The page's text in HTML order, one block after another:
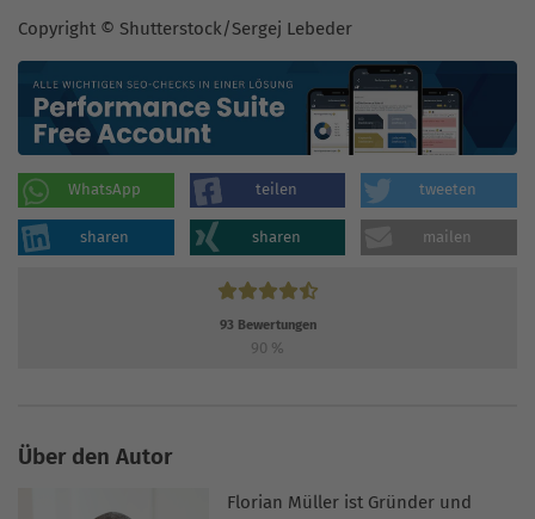
Copyright © Shutterstock/Sergej Lebeder
WhatsApp teilen tweeten
sharen sharen mailen
93 Bewertungen
90 %
Über den Autor
Florian Müller ist Gründer und